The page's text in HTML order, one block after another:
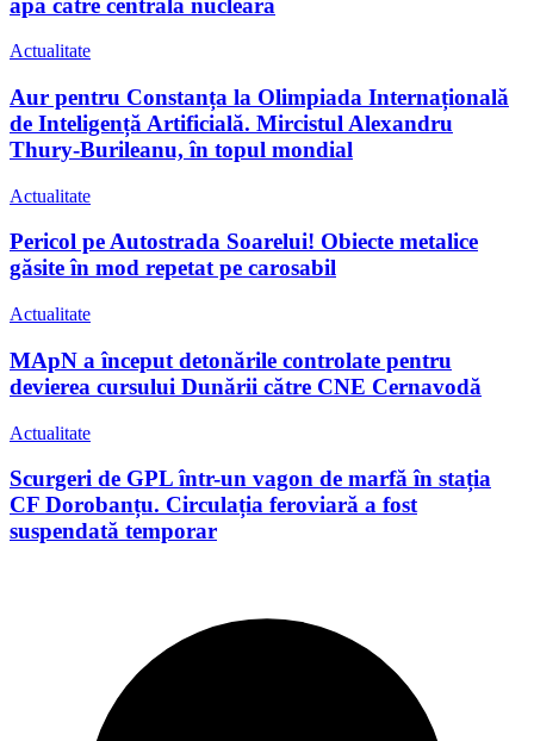
Actualitate
Aur pentru Constanța la Olimpiada Internațională
de Inteligență Artificială. Mircistul Alexandru
Thury-Burileanu, în topul mondial
Actualitate
Pericol pe Autostrada Soarelui! Obiecte metalice
găsite în mod repetat pe carosabil
Actualitate
MApN a început detonările controlate pentru
devierea cursului Dunării către CNE Cernavodă
Actualitate
Scurgeri de GPL într-un vagon de marfă în stația
CF Dorobanțu. Circulația feroviară a fost
suspendată temporar